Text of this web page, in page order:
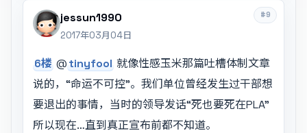
#9
jessun1990
2017年03月04日
6楼 @tinyfool 就像性感玉米那篇吐槽体制文章
说的，“命运不可控”。我们单位曾经发生过干部想
要退出的事情，当时的领导发话“死也要死在PLA”
所以现在…直到真正宣布前都不知道。